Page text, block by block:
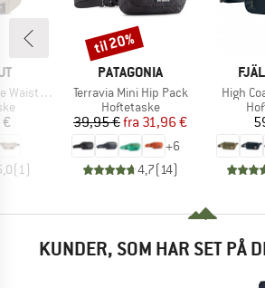
( 1)
MÆRKE
PATAGONIA
Artikel
Terravia Mini Hip Pack
Produktgruppe
Hoftetaske
Pris
39,95 € Nedsat pris
fra 31,96 €
+6
4,7( 14)
Rabat
til 20%
Artikel
High
KUNDER, SOM HAR SET PÅ